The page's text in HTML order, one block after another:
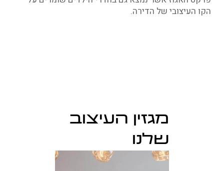
הקו העיצובי של הדירה.
מגזין העיצוב
שלנו